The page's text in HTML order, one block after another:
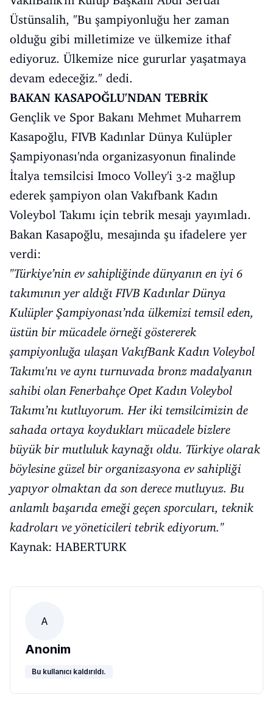
Üstünsalih, "Bu şampiyonluğu her zaman
olduğu gibi milletimize ve ülkemize ithaf
ediyoruz. Ülkemize nice gururlar yaşatmaya
devam edeceğiz." dedi.
BAKAN KASAPOĞLU'NDAN TEBRİK
Gençlik ve Spor Bakanı Mehmet Muharrem
Kasapoğlu, FIVB Kadınlar Dünya Kulüpler
Şampiyonası'nda organizasyonun finalinde
İtalya temsilcisi Imoco Volley'i 3-2 mağlup
ederek şampiyon olan Vakıfbank Kadın
Voleybol Takımı için tebrik mesajı yayımladı.
Bakan Kasapoğlu, mesajında şu ifadelere yer
verdi:
"Türkiye’nin ev sahipliğinde dünyanın en iyi 6
takımının yer aldığı FIVB Kadınlar Dünya
Kulüpler Şampiyonası’nda ülkemizi temsil eden,
üstün bir mücadele örneği göstererek
şampiyonluğa ulaşan VakıfBank Kadın Voleybol
Takımı'nı ve aynı turnuvada bronz madalyanın
sahibi olan Fenerbahçe Opet Kadın Voleybol
Takımı’nı kutluyorum. Her iki temsilcimizin de
sahada ortaya koydukları mücadele bizlere
büyük bir mutluluk kaynağı oldu. Türkiye olarak
böylesine güzel bir organizasyona ev sahipliği
yapıyor olmaktan da son derece mutluyuz. Bu
anlamlı başarıda emeği geçen sporcuları, teknik
kadroları ve yöneticileri tebrik ediyorum."
Kaynak: HABERTURK
A
Anonim
Bu kullanıcı kaldırıldı.